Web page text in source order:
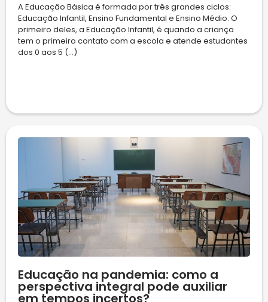
A Educação Básica é formada por três grandes ciclos:
Educação Infantil, Ensino Fundamental e Ensino Médio. O
primeiro deles, a Educação Infantil, é quando a criança
tem o primeiro contato com a escola e atende estudantes
dos 0 aos 5 (...)
Educação na pandemia: como a
perspectiva integral pode auxiliar
em tempos incertos?